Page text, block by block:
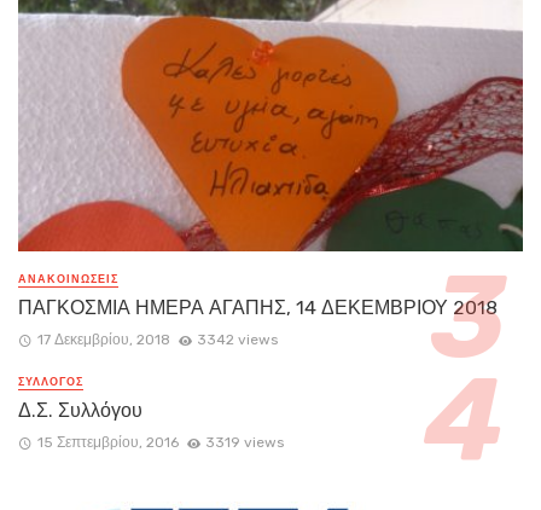
ΑΝΑΚΟΙΝΏΣΕΙΣ
ΠΑΓΚΟΣΜΙΑ ΗΜΕΡΑ ΑΓΑΠΗΣ, 14 ΔΕΚΕΜΒΡΙΟΥ 2018
17 Δεκεμβρίου, 2018 3342 views
ΣΥΛΛΟΓΟΣ
Δ.Σ. Συλλόγου
15 Σεπτεμβρίου, 2016 3319 views